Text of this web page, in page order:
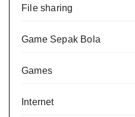
File sharing
Game Sepak Bola
Games
Internet